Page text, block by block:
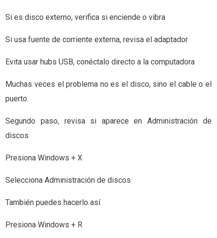
Si es disco externo, verifica si enciende o vibra
Si usa fuente de corriente externa, revisa el adaptador
Evita usar hubs USB, conéctalo directo a la computadora
Muchas veces el problema no es el disco, sino el cable o el
puerto.
Segundo paso, revisa si aparece en Administración de
discos
Presiona Windows + X
Selecciona Administración de discos
También puedes hacerlo así
Presiona Windows + R